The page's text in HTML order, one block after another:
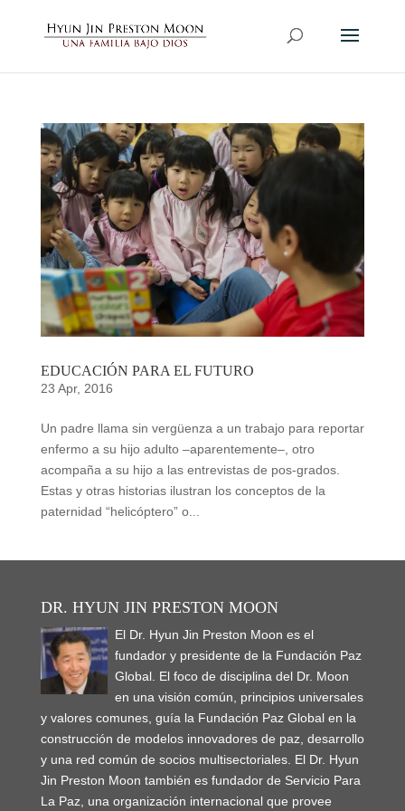
EDUCACIÓN PARA EL FUTURO
23 Apr, 2016
Un padre llama sin vergüenza a un trabajo para reportar
enfermo a su hijo adulto –aparentemente–, otro
acompaña a su hijo a las entrevistas de pos-grados.
Estas y otras historias ilustran los conceptos de la
paternidad “helicóptero” o...
DR. HYUN JIN PRESTON MOON
El Dr. Hyun Jin Preston Moon es el
fundador y presidente de la Fundación Paz
Global. El foco de disciplina del Dr. Moon
en una visión común, principios universales
y valores comunes, guía la Fundación Paz Global en la
construcción de modelos innovadores de paz, desarrollo
y una red común de socios multisectoriales. El Dr. Hyun
Jin Preston Moon también es fundador de Servicio Para
La Paz, una organización internacional que provee